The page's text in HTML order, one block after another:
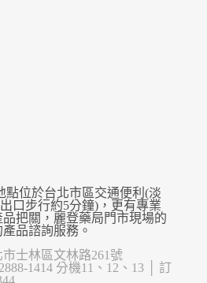
點位於台北市區交通便利(淡
口步行約5分鐘)，更有專業
把關，麗登藥局門市現場的
品諮詢服務。
士林區文林路261號
1414 分機11、12、13 │ 訂